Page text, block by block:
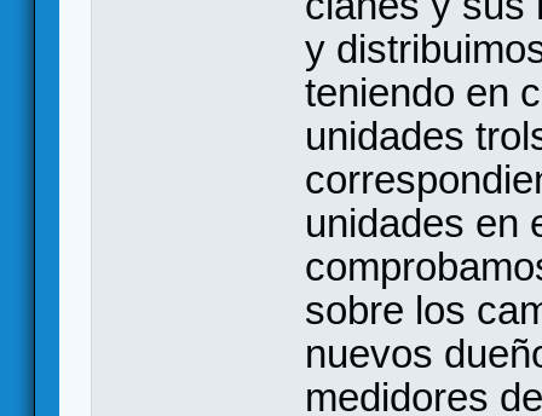
y
teniendo en
unidades
unidades en
sobre los
nuevos
medidores